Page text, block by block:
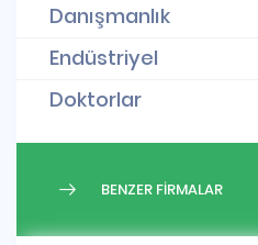
Danışmanlık
Endüstriyel
Doktorlar
BENZER FİRMALAR